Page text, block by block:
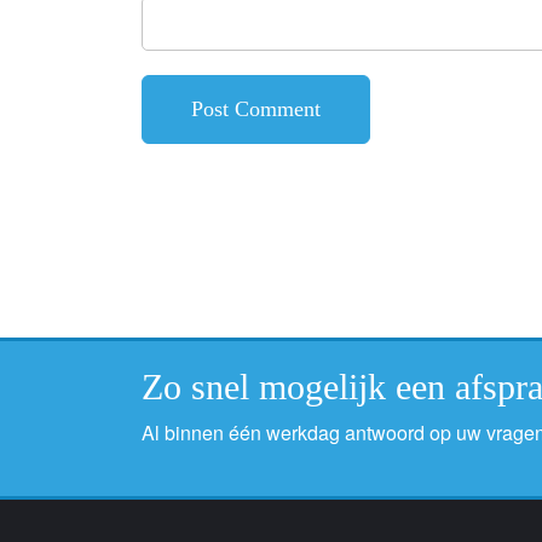
Zo snel mogelijk een
Al binnen één werkdag antwoord op uw